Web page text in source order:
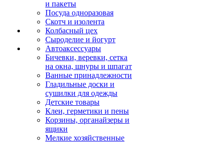
и пакеты
Посуда одноразовая
Скотч и изолента
Колбасный цех
Сыроделие и йогурт
Автоаксессуары
Бичевки, веревки, сетка
на окна, шнуры и шпагат
Ванные принадлежности
Гладильные доски и
сушилки для одежды
Детские товары
Клеи, герметики и пены
Корзины, органайзеры и
ящики
Мелкие хозяйственные